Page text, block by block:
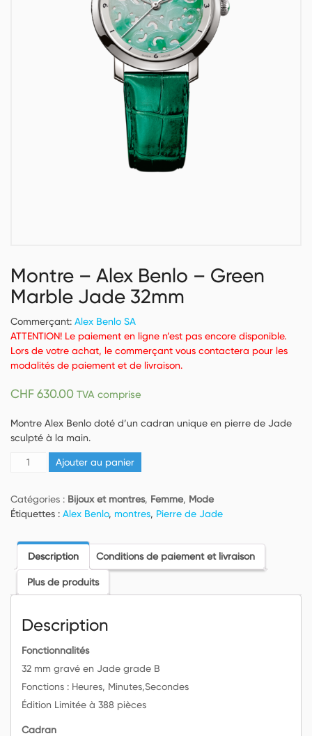
Montre – Alex Benlo – Green
Marble Jade 32mm
Commerçant: Alex Benlo SA
ATTENTION! Le paiement en ligne n’est pas encore disponible.
Lors de votre achat, le commerçant vous contactera pour les
modalités de paiement et de livraison.
CHF 630.00 TVA comprise
Montre Alex Benlo doté d’un cadran unique en pierre de Jade
sculpté à la main.
quantité
–
Alex
Green
Marble
Ajouter au panier
Catégories : Bijoux et montres, Femme, Mode
Étiquettes : Alex Benlo, montres, Pierre de Jade
Description Conditions de paiement et livraison
Plus de produits
Description
Fonctionnalités
32 mm gravé en Jade grade B
Fonctions : Heures, Minutes,Secondes
Édition Limitée à 388 pièces
Cadran